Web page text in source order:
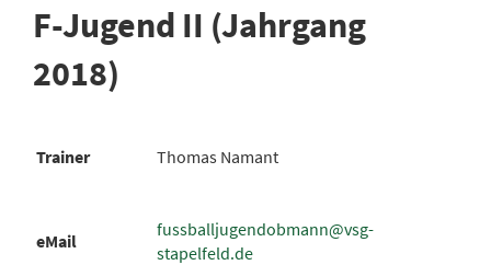
F-Jugend II (Jahrgang
2018)
Trainer Thomas Namant
eMail
fussballjugendobmann@vsg-
stapelfeld.de